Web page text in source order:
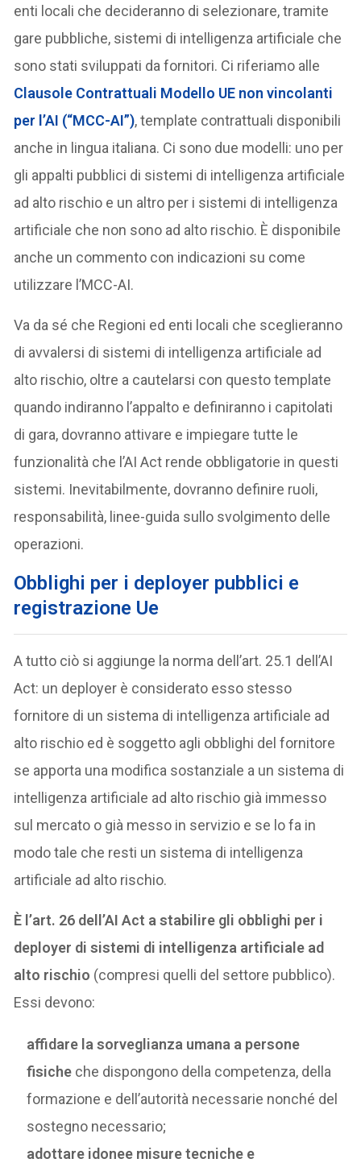
enti locali che decideranno di selezionare, tramite
gare pubbliche, sistemi di intelligenza artificiale che
sono stati sviluppati da fornitori. Ci riferiamo alle
Clausole Contrattuali Modello UE non vincolanti
per l’AI (“MCC-AI”), template contrattuali disponibili
anche in lingua italiana. Ci sono due modelli: uno per
gli appalti pubblici di sistemi di intelligenza artificiale
ad alto rischio e un altro per i sistemi di intelligenza
artificiale che non sono ad alto rischio. È disponibile
anche un commento con indicazioni su come
utilizzare l’MCC-AI.
Va da sé che Regioni ed enti locali che sceglieranno
di avvalersi di sistemi di intelligenza artificiale ad
alto rischio, oltre a cautelarsi con questo template
quando indiranno l’appalto e definiranno i capitolati
di gara, dovranno attivare e impiegare tutte le
funzionalità che l’AI Act rende obbligatorie in questi
sistemi. Inevitabilmente, dovranno definire ruoli,
responsabilità, linee-guida sullo svolgimento delle
operazioni.
Obblighi per i deployer pubblici e
registrazione Ue
A tutto ciò si aggiunge la norma dell’art. 25.1 dell’AI
Act: un deployer è considerato esso stesso
fornitore di un sistema di intelligenza artificiale ad
alto rischio ed è soggetto agli obblighi del fornitore
se apporta una modifica sostanziale a un sistema di
intelligenza artificiale ad alto rischio già immesso
sul mercato o già messo in servizio e se lo fa in
modo tale che resti un sistema di intelligenza
artificiale ad alto rischio.
È l’art. 26 dell’AI Act a stabilire gli obblighi per i
deployer di sistemi di intelligenza artificiale ad
alto rischio (compresi quelli del settore pubblico).
Essi devono:
affidare la sorveglianza umana a persone
fisiche che dispongono della competenza, della
formazione e dell’autorità necessarie nonché del
sostegno necessario;
adottare idonee misure tecniche e